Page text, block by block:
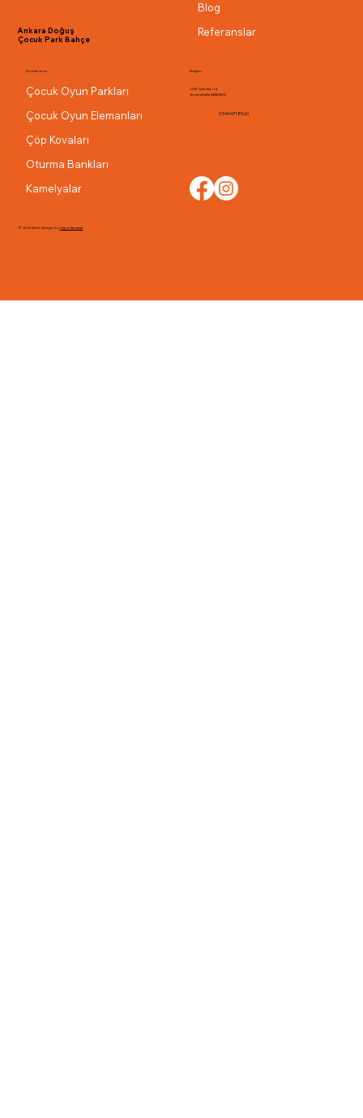
Ankara Doğuş
Çocuk Park Bahçe
Ürünlerimiz
Çocuk Oyun Parkları
Çocuk Oyun Elemanları
Çöp Kovaları
Oturma Bankları
Kamelyalar
Blog
Referanslar
İletişim
1416 Cad. No:14
Yenimahalle/ANKARA
0 544 471 85 60
© 2024 Web Design byOğuz Sarıkaya